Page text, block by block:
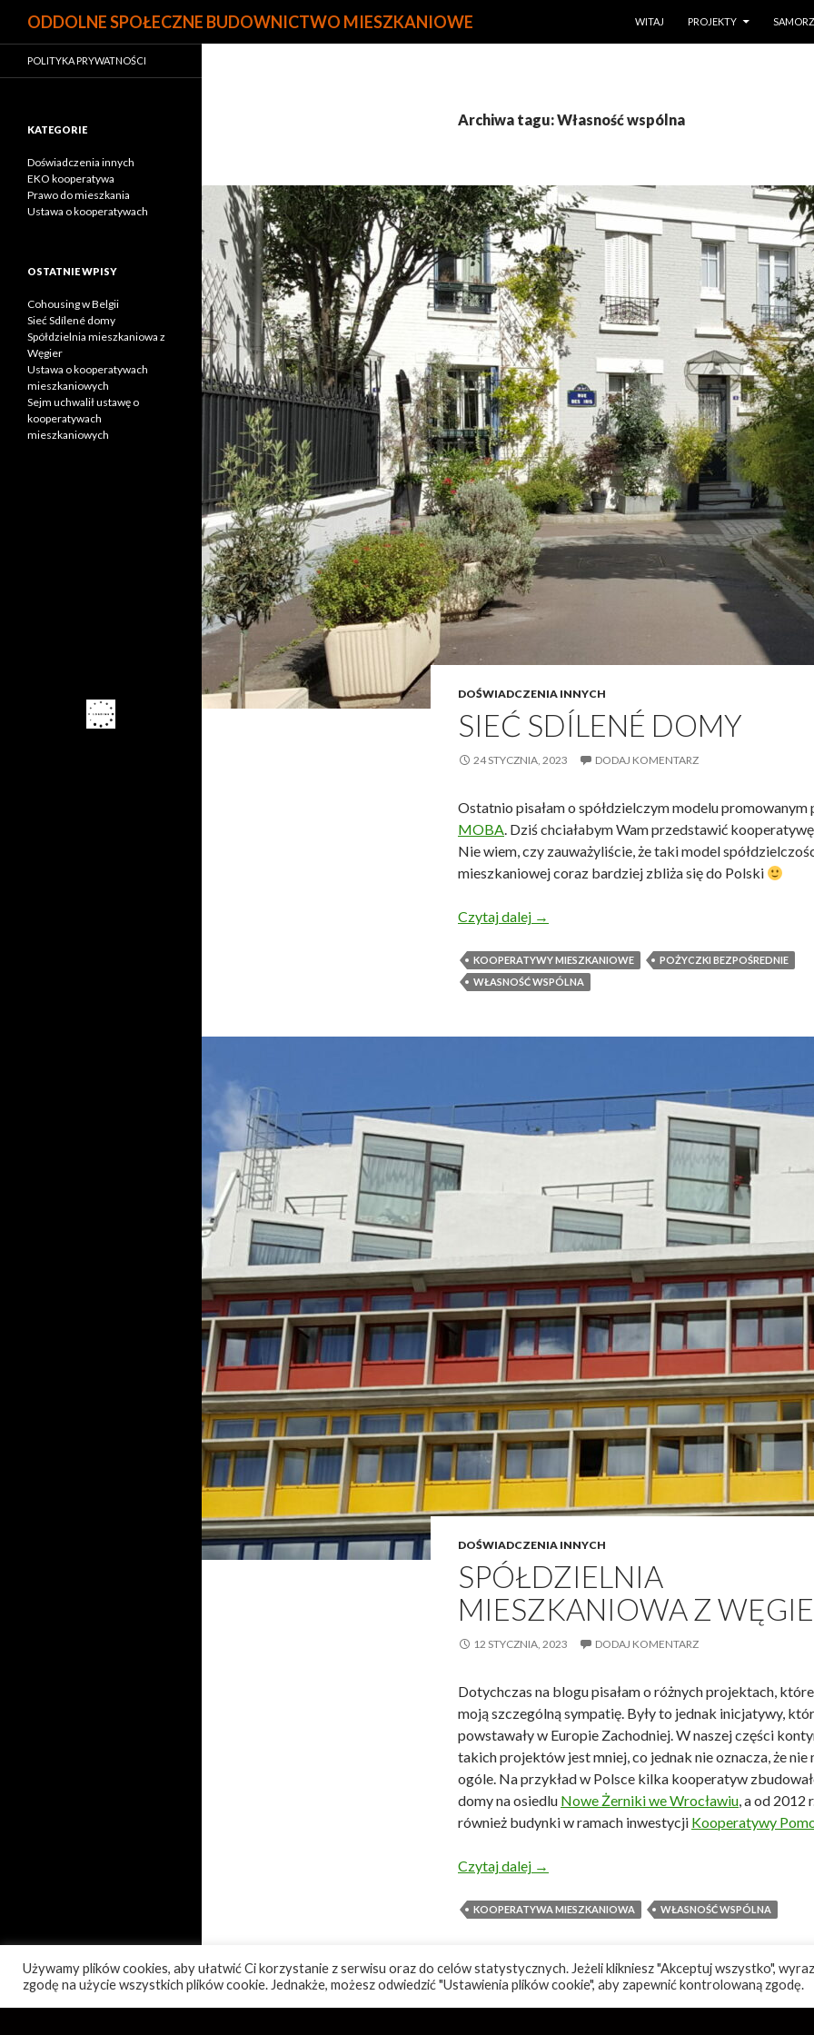
ODDOLNE SPOŁECZNE BUDOWNICTWO MIESZKANIOWE
WITAJ
PROJEKTY
Archiwa tagu: Własność wspólna
DOŚWIADCZENIA INNYCH
SIEĆ SDÍLENÉ DOMY
24 STYCZNIA, 2023 DODAJ KOMENTARZ
Ostatnio pisałam o spółdzielczym modelu promowanym
MOBA. Dziś chciałabym Wam przedstawić
Nie wiem, czy zauważyliście, że taki model
mieszkaniowej coraz bardziej zbliża się do Polski
Czytaj dalej Sieć Sdílené domy
→
KOOPERATYWY MIESZKANIOWE
POŻYCZKI BEZPOŚREDNIE
WŁASNOŚĆ WSPÓLNA
DOŚWIADCZENIA INNYCH
SPÓŁDZIELNIA
MIESZKANIOWA Z
12 STYCZNIA, 2023 DODAJ KOMENTARZ
Dotychczas na blogu pisałam o różnych projektach,
moją szczególną sympatię. Były to jednak inicjatywy,
powstawały w Europie Zachodniej. W naszej części
takich projektów jest mniej, co jednak nie oznacza, że nie
ogóle. Na przykład w Polsce kilka kooperatyw
domy na osiedlu Nowe Żerniki we Wrocławiu, a od 2012
również budynki w ramach inwestycji Kooperatywy
Czytaj dalej Spółdzielnia mieszkaniowa z Węgier
→
KOOPERATYWA MIESZKANIOWA WŁASNOŚĆ WSPÓLNA
POLITYKA PRYWATNOŚCI
KATEGORIE
Doświadczenia innych
EKO kooperatywa
Prawo do mieszkania
Ustawa o kooperatywach
OSTATNIE WPISY
Cohousing w Belgii
Sieć Sdílené domy
Spółdzielnia mieszkaniowa z
Węgier
Ustawa o kooperatywach
mieszkaniowych
Sejm uchwalił ustawę o
kooperatywach
mieszkaniowych
Używamy plików cookies, aby ułatwić Ci korzystanie z serwisu oraz do celów statystycznych. Jeżeli klikniesz "Akceptuj wszystko",
zgodę na użycie wszystkich plików cookie. Jednakże, możesz odwiedzić "Ustawienia plików cookie", aby zapewnić kontrolowaną zgodę.